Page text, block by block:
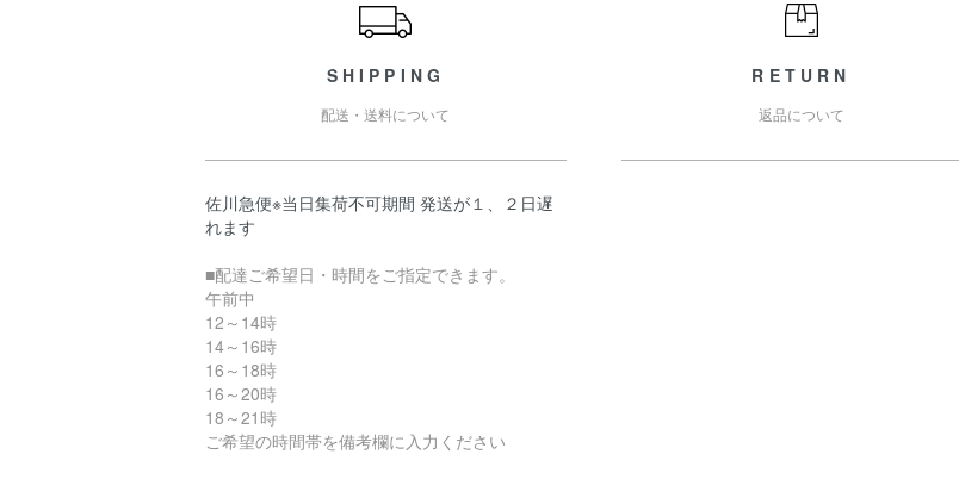
SHIPPING
配送・送料について
佐川急便※当日集荷不可期間 発送が１、２日遅
れます
■配達ご希望日・時間をご指定できます。
午前中
12～14時
14～16時
16～18時
16～20時
18～21時
ご希望の時間帯を備考欄に入力ください
RETURN
返品について